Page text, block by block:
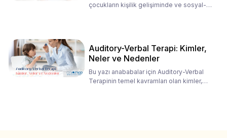
çocukların kişilik gelişiminde ve sosyal-
Auditory-Verbal Terapi: Kimler,
Neler ve Nedenler
Bu yazı anababalar için Auditory-Verbal
Terapinin temel kavramları olan kimler,